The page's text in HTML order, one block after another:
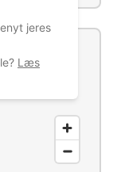
jeres
Læs